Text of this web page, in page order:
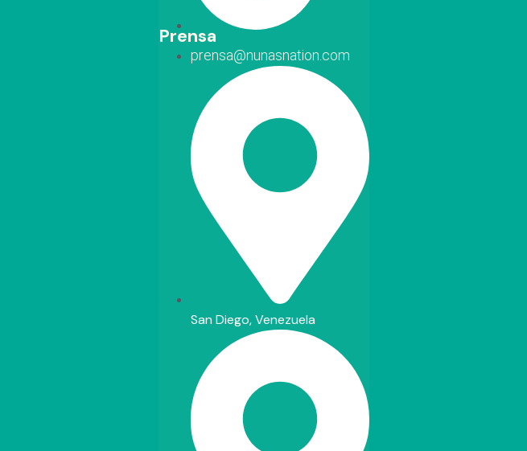
Prensa
prensa@nunasnation.com
San Diego, Venezuela